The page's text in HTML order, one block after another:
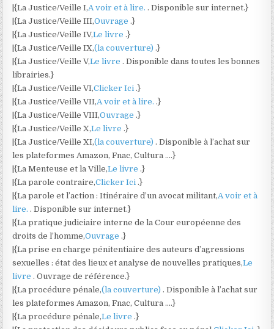
|{La Justice/Veille I,A voir et à lire.. Disponible sur internet.}
|{La Justice/Veille III,Ouvrage.}
|{La Justice/Veille IV,Le livre.}
|{La Justice/Veille IX,(la couverture).}
|{La Justice/Veille V,Le livre. Disponible dans toutes les bonnes
librairies.}
|{La Justice/Veille VI,Clicker Ici.}
|{La Justice/Veille VII,A voir et à lire..}
|{La Justice/Veille VIII,Ouvrage.}
|{La Justice/Veille X,Le livre.}
|{La Justice/Veille XI,(la couverture). Disponible à l’achat sur
les plateformes Amazon, Fnac, Cultura ….}
|{La Menteuse et la Ville,Le livre.}
|{La parole contraire,Clicker Ici.}
|{La parole et l’action : Itinéraire d’un avocat militant,A voir et à
lire.. Disponible sur internet.}
|{La pratique judiciaire interne de la Cour européenne des
droits de l’homme,Ouvrage.}
|{La prise en charge pénitentiaire des auteurs d’agressions
sexuelles : état des lieux et analyse de nouvelles pratiques,Le
livre. Ouvrage de référence.}
|{La procédure pénale,(la couverture). Disponible à l’achat sur
les plateformes Amazon, Fnac, Cultura ….}
|{La procédure pénale,Le livre.}